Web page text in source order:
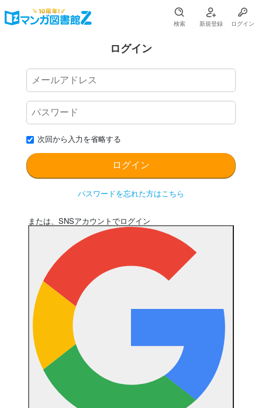
検索 新規登録 ログイン
ログイン
次回から入力を省略する
パスワードを忘れた方はこちら
または、SNSアカウントでログイン